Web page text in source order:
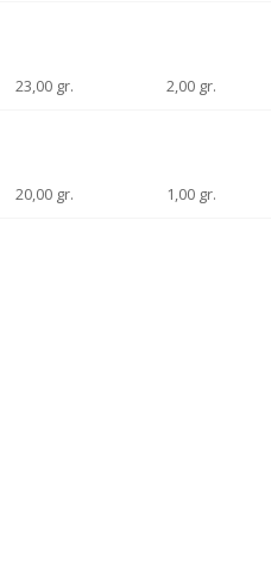
23,00 gr. 2,00 gr.
20,00 gr. 1,00 gr.